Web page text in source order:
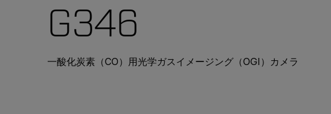
G346
一酸化炭素（CO）用光学ガスイメージング（OGI）カメラ